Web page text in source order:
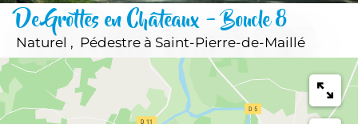
De Grottes en Châteaux - Boucle 8
Naturel , Pédestre à Saint-Pierre-de-Maillé